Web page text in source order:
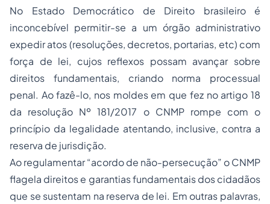
No Estado Democrático de Direito brasileiro é
inconcebível permitir-se a um órgão administrativo
expedir atos (resoluções, decretos, portarias, etc) com
força de lei, cujos reflexos possam avançar sobre
direitos fundamentais, criando norma processual
penal. Ao fazê-lo, nos moldes em que fez no artigo 18
da resolução Nº 181/2017 o CNMP rompe com o
princípio da legalidade atentando, inclusive, contra a
reserva de jurisdição.
Ao regulamentar “acordo de não-persecução” o CNMP
flagela direitos e garantias fundamentais dos cidadãos
que se sustentam na reserva de lei. Em outras palavras,